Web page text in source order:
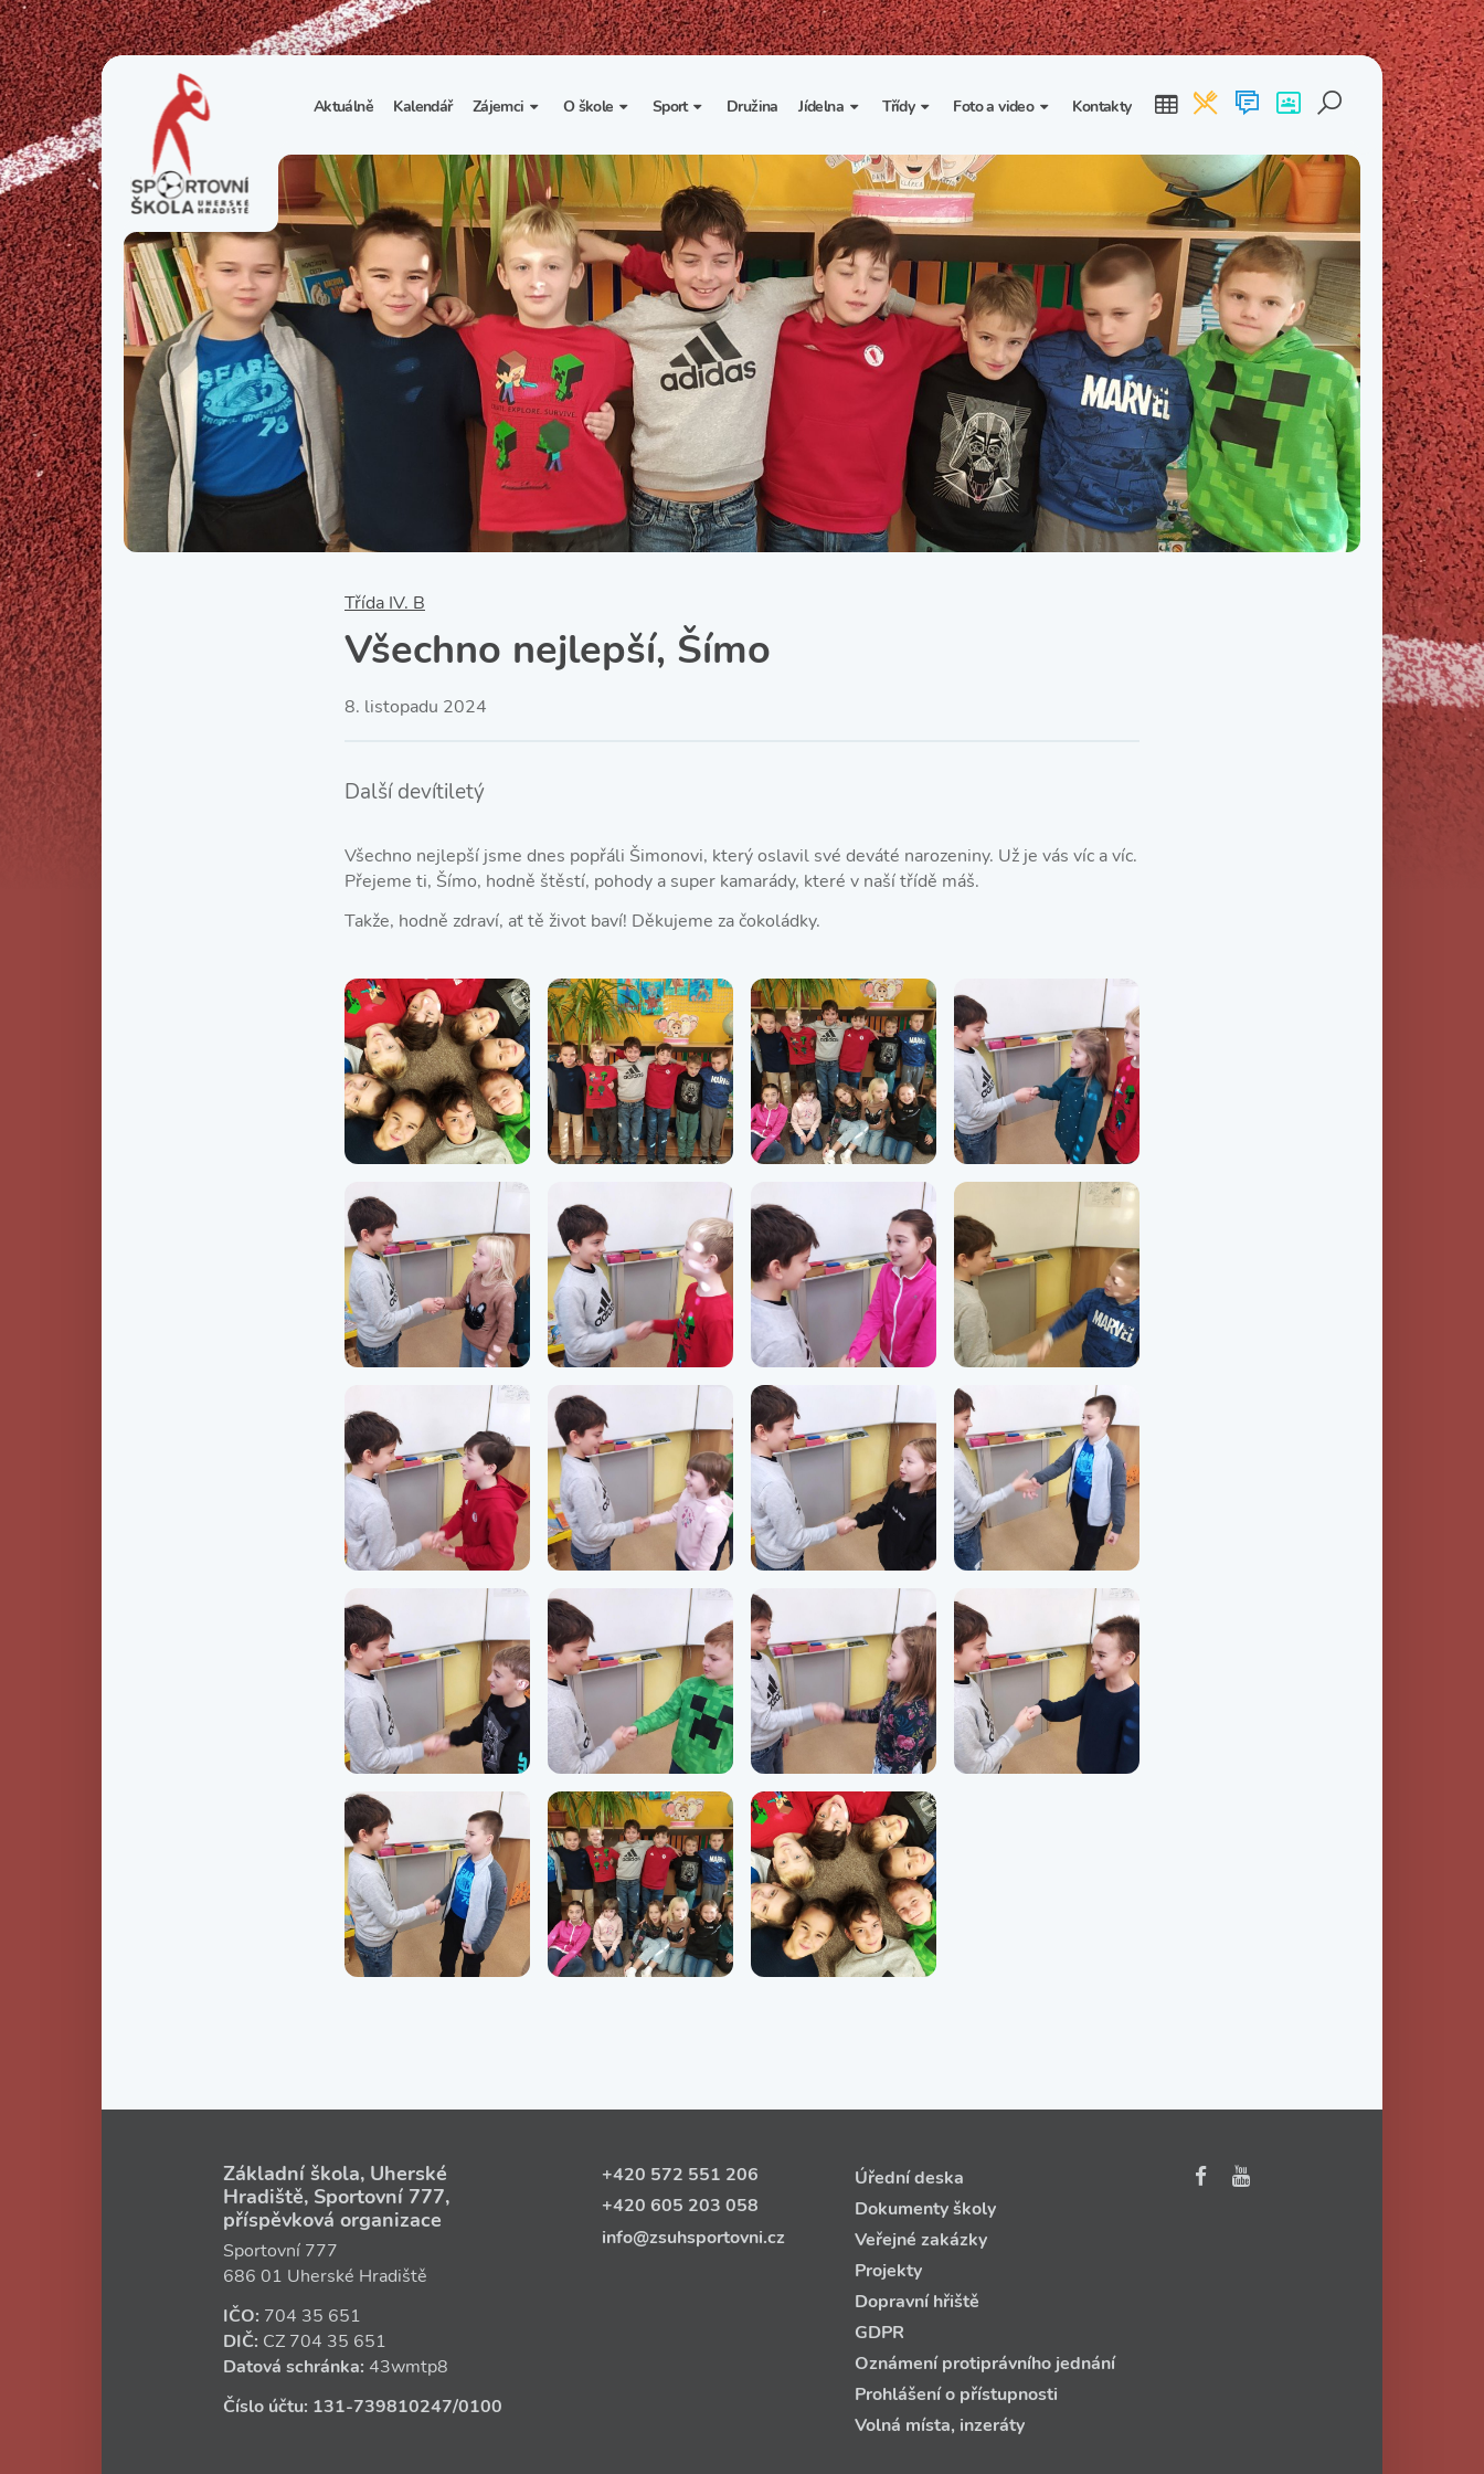
Aktuálně Kalendář Zájemci
1. třída
Sportovní třídy
Nesportovní třídy
O škole
Základní informace
Organizace školního roku
Výuka a učební plán
Zájmové kroužky
Školní poradenské
pracoviště
Školní psycholožka
Školská rada
SRPŠ – Spolek rodičů a
přátel školy
Sport
Lyžařské kurzy
Rekordy školy v tělesné
výchově
Spolupráce se sportovními
kluby
Školní sportovní klub
Tělesná výchova a sport
Družina Jídelna
Základní informace
Vnitřní řád školní jídelny
Třídy
Třída I. A Třída I. B Třída I. C
Třída II. A Třída II. B Třída II. C
Třída III. A Třída III. B Třída III. C
Třída IV. A Třída IV. B Třída IV. C
Třída V. A Třída V. B Třída V. C
Třída VI. A Třída VI. B Třída VI. C
Třída VII. A Třída VII. B Třída VII. C
Třída VIII. A Třída VIII. B Třída VIII. C
Třída IX. A Třída IX. B Třída IX. C
Foto a video
Fotogalerie
Videa
Kontakty
Třída IV. B
Všechno nejlepší, Šímo
8. listopadu 2024
Další devítiletý
Všechno nejlepší jsme dnes popřáli Šimonovi, který oslavil své deváté narozeniny. Už je vás víc a víc.
Přejeme ti, Šímo, hodně štěstí, pohody a super kamarády, které v naší třídě máš.
Takže, hodně zdraví, ať tě život baví! Děkujeme za čokoládky.
Základní škola, Uherské
Hradiště, Sportovní 777,
příspěvková organizace
Sportovní 777
686 01 Uherské Hradiště
IČO: 704 35 651
DIČ: CZ 704 35 651
Datová schránka: 43wmtp8
Číslo účtu: 131‑739810247/0100
+420 572 551 206
+420 605 203 058
info@zsuhsportovni.cz
Úřední deska
Dokumenty školy
Veřejné zakázky
Projekty
Dopravní hřiště
GDPR
Oznámení protiprávního jednání
Prohlášení o přístupnosti
Volná místa, inzeráty